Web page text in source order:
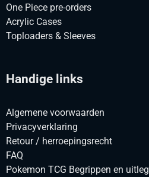
One Piece pre-orders
Acrylic Cases
Toploaders & Sleeves
Handige links
Algemene voorwaarden
Privacyverklaring
Retour / herroepingsrecht
FAQ
Pokemon TCG Begrippen en uitleg